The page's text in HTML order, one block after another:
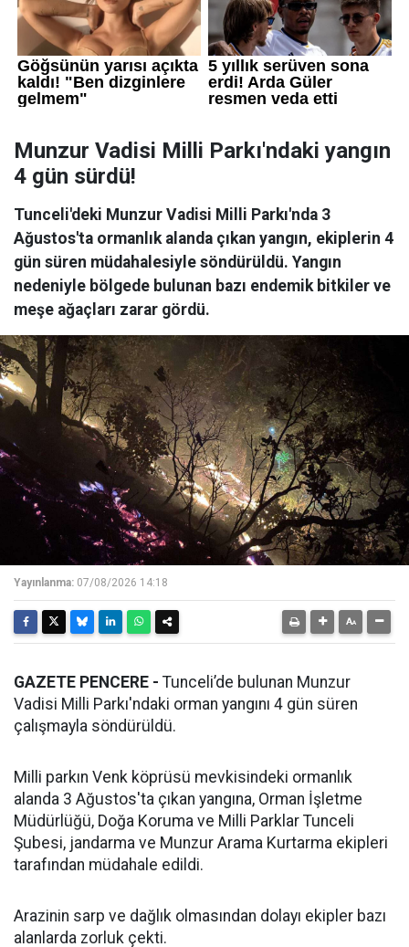
Munzur Vadisi Milli Parkı'ndaki yangın
4 gün sürdü!
Tunceli'deki Munzur Vadisi Milli Parkı'nda 3
Ağustos'ta ormanlık alanda çıkan yangın, ekiplerin 4
gün süren müdahalesiyle söndürüldü. Yangın
nedeniyle bölgede bulunan bazı endemik bitkiler ve
meşe ağaçları zarar gördü.
Yayınlanma: 07/08/2026 14:18
GAZETE PENCERE - Tunceli’de bulunan Munzur
Vadisi Milli Parkı'ndaki orman yangını 4 gün süren
çalışmayla söndürüldü.
Milli parkın Venk köprüsü mevkisindeki ormanlık
alanda 3 Ağustos'ta çıkan yangına, Orman İşletme
Müdürlüğü, Doğa Koruma ve Milli Parklar Tunceli
Şubesi, jandarma ve Munzur Arama Kurtarma ekipleri
tarafından müdahale edildi.
Arazinin sarp ve dağlık olmasından dolayı ekipler bazı
alanlarda zorluk çekti.